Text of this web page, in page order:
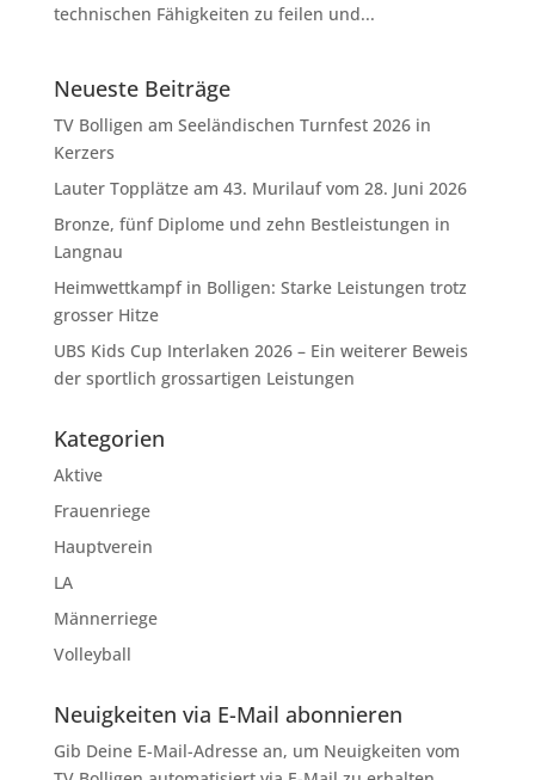
technischen Fähigkeiten zu feilen und...
Neueste Beiträge
TV Bolligen am Seeländischen Turnfest 2026 in
Kerzers
Lauter Topplätze am 43. Murilauf vom 28. Juni 2026
Bronze, fünf Diplome und zehn Bestleistungen in
Langnau
Heimwettkampf in Bolligen: Starke Leistungen trotz
grosser Hitze
UBS Kids Cup Interlaken 2026 – Ein weiterer Beweis
der sportlich grossartigen Leistungen
Kategorien
Aktive
Frauenriege
Hauptverein
LA
Männerriege
Volleyball
Neuigkeiten via E-Mail abonnieren
Gib Deine E-Mail-Adresse an, um Neuigkeiten vom